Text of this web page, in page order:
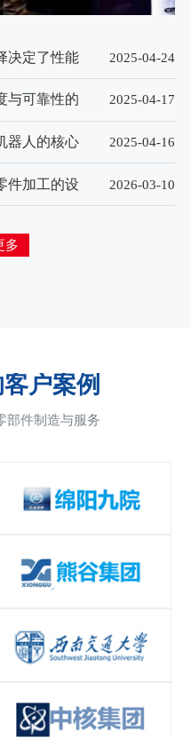
决定了性能
2025-04-24
与可靠性的
2025-04-17
器人的核心
2025-04-16
件加工的设
2026-03-10
多
户案例
部件制造与服务